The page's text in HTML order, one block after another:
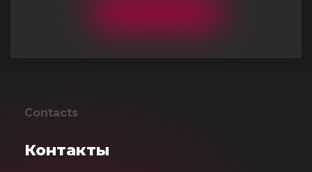
Contacts
Контакты